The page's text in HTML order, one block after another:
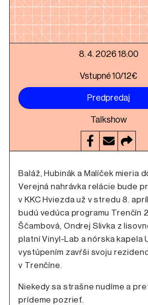
8. 4. 2026 18:00
Vstupné 10/12€
Predpredaj
Talkshow
Baláž, Hubinák a Malíček mieria
Verejná nahrávka relácie bude
v KKC Hviezda už v stredu 8.
budú vedúca programu Trenčín
Ščambová, Ondrej Slivka z
platní Vinyl-Lab a nórska kapela
vystúpením zavŕši svoju
v Trenčíne.
Niekedy sa strašne nudíme a
prídeme pozrieť.